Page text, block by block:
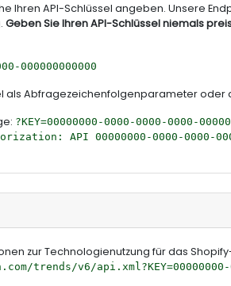
Ihren API-Schlüssel angeben. Unsere
Geben Sie Ihren API-Schlüssel niemals
000000000000
als Abfragezeichenfolgenparameter oder
?KEY=00000000-0000-0000-0000-
API 00000000-0000-0000-
zur Technologienutzung für das
trends/v6/api.xml?KEY=00000000-